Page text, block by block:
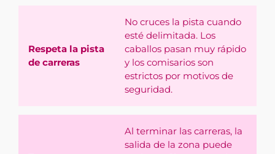
Respeta la pista
de carreras
No cruces la pista cuando
esté delimitada. Los
caballos pasan muy rápido
y los comisarios son
estrictos por motivos de
seguridad.
Al terminar las carreras, la
salida de la zona puede